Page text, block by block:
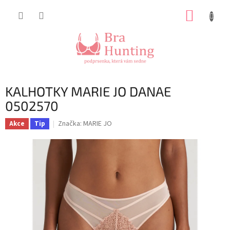
KALHOTKY MARIE JO DANAE
0502570
Akce Tip Značka: MARIE JO